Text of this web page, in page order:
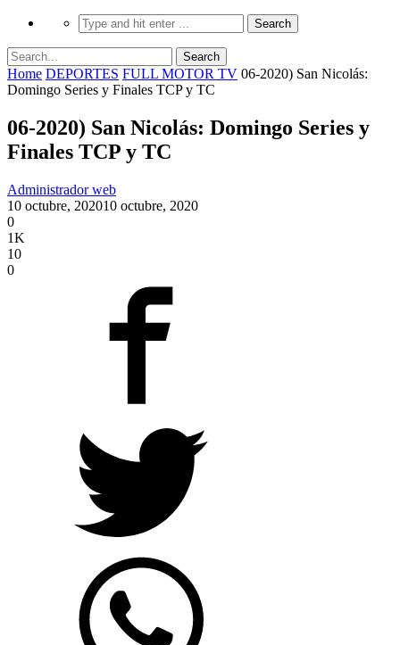
Home DEPORTES FULL MOTOR TV 06-2020) San Nicolás:
Domingo Series y Finales TCP y TC
06-2020) San Nicolás: Domingo Series y
Finales TCP y TC
Administrador web
10 octubre, 202010 octubre, 2020
0
1K
10
0